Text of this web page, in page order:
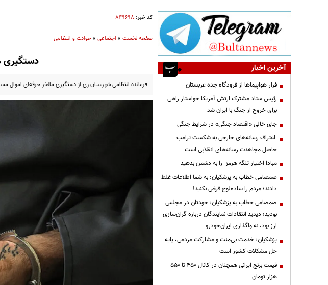
کد خبر: ۸۴۹۶۹۸
صفحه نخست» اجتماعی»حوادث و انتظامی
دستگیری
فرمانده انتظامی شهرستان ری از دستگیری مالخر حرفه‌ای اموال مسروقه با دستکم ۵۰
آخرین اخبار
فرار هواپیماها از فرودگاه جده عربستان
رئیس ستاد مشترک ارتش آمریکا خواستار راهی
برای خروج از جنگ با ایران شد
جای خالی «اقتصاد جنگی» در شرایط جنگی
اعتراف رسانه‌های خارجی به شکست ترامپ
حاصل مجاهدت رسانه‌های انقلابی است
مبادا اختیار تنگه هرمز را به دشمن بدهید
صمصامی خطاب به پزشکیان: به شما اطلاعات غلط
دادند؛ مردم را ساده‌لوح فرض نکنید!
صمصامی خطاب به پزشکیان: خودتان در مجلس
بودید؛ دیدید انتقادات نمایندگان درباره گران‌سازی
ارز بود، نه واگذاری ایران‌خودرو
پزشکیان: خدمت بی‌منت و مشارکت مردمی، پایه
حل مشکلات کشور است
قیمت‌ برنج ایرانی همچنان در کانال ۴۵۰ تا ۵۵۰
هزار تومان